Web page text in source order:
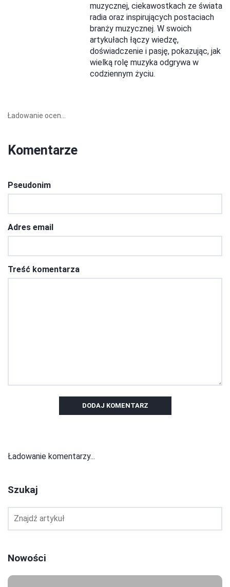
muzycznej, ciekawostkach ze świata
radia oraz inspirujących postaciach
branży muzycznej. W swoich
artykułach łączy wiedzę,
doświadczenie i pasję, pokazując, jak
wielką rolę muzyka odgrywa w
codziennym życiu.
Ładowanie ocen...
Komentarze
Pseudonim
Adres email
Treść komentarza
DODAJ KOMENTARZ
Ładowanie komentarzy...
Szukaj
Nowości